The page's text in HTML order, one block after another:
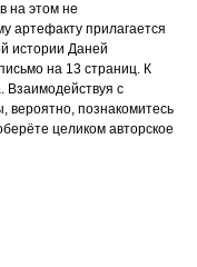
на этом не
артефакту прилагается
истории Даней
на 13 страниц. К
Взаимодействуя с
вероятно, познакомитесь
целиком авторское